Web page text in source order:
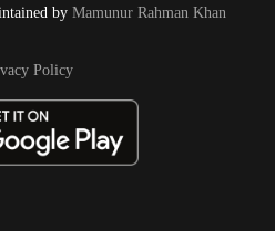
by Mamunur Rahman Khan
Policy